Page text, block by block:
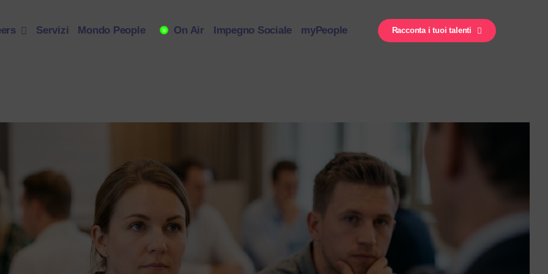
Servizi Mondo People On Air Impegno Sociale myPeople Racconta i tuoi talenti